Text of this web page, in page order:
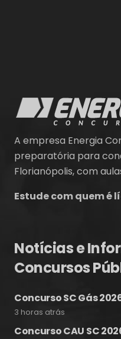
A empresa Energia
preparatória para
Florianópolis, com
Estude com quem é
Notícias e
Concursos
Concurso SC Gás
3 horas atrás
Concurso CAU SC